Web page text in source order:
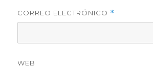
CORREO ELECTRÓNICO *
WEB